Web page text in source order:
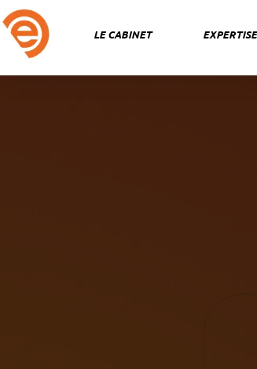
Aller
au
contenu
LE CABINET